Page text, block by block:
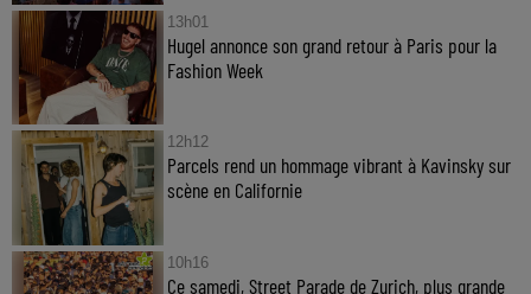
13h01
Hugel annonce son grand retour à Paris pour la
Fashion Week
12h12
Parcels rend un hommage vibrant à Kavinsky sur
scène en Californie
10h16
Ce samedi, Street Parade de Zurich, plus grande